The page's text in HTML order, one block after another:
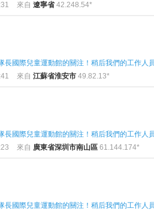
來自 遼寧省42.248.54*
長國際兒童運動館的關注！稍后我們的工作人
來自 江蘇省淮安市 49.82.13*
長國際兒童運動館的關注！稍后我們的工作人
來自 廣東省深圳市南山區 61.144.174*
長國際兒童運動館的關注！稍后我們的工作人